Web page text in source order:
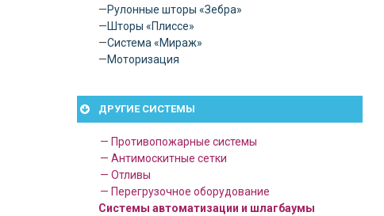
—Рулонные шторы «Зебра»
—Шторы «Плиссе»
—Система «Мираж»
—Моторизация
ДРУГИЕ СИСТЕМЫ
— Противопожарные системы
— Антимоскитные сетки
— Отливы
— Перегрузочное оборудование
Системы автоматизации и шлагбаумы